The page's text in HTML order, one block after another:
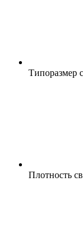
Типоразмер
Плотность